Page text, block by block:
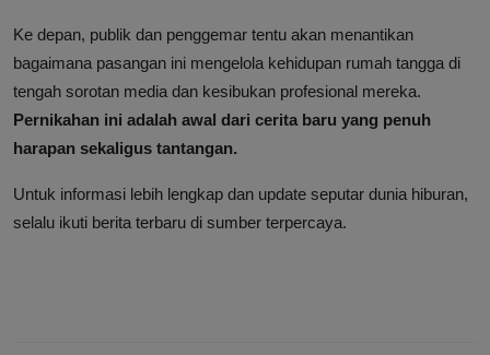
Ke depan, publik dan penggemar tentu akan menantikan
bagaimana pasangan ini mengelola kehidupan rumah tangga di
tengah sorotan media dan kesibukan profesional mereka.
Pernikahan ini adalah awal dari cerita baru yang penuh
harapan sekaligus tantangan.
Untuk informasi lebih lengkap dan update seputar dunia hiburan,
selalu ikuti berita terbaru di sumber terpercaya.